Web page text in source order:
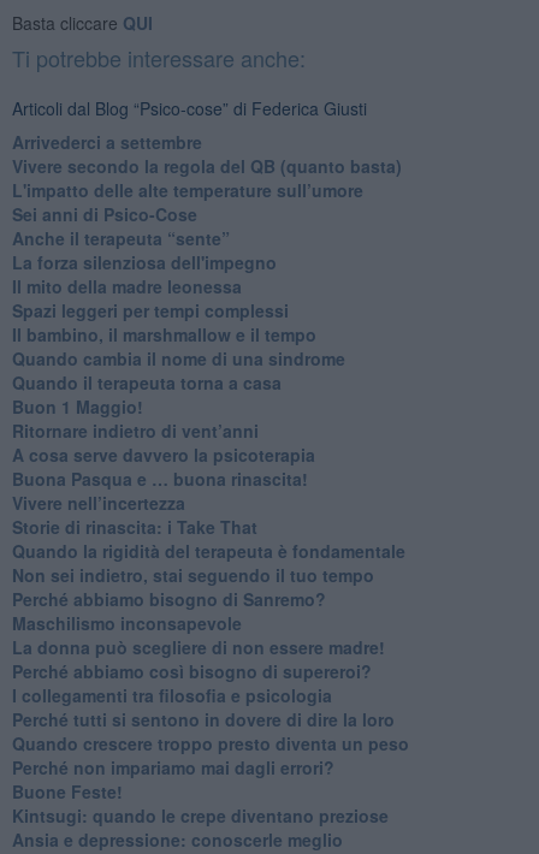
Basta cliccare QUI
Ti potrebbe interessare anche:
Articoli dal Blog “Psico-cose” di Federica Giusti
​Arrivederci a settembre
​Vivere secondo la regola del QB (quanto basta)
​L'impatto delle alte temperature sull’umore
Sei anni di Psico-Cose
​Anche il terapeuta “sente”
​La forza silenziosa dell'impegno
​Il mito della madre leonessa
Spazi leggeri per tempi complessi
Il bambino, il marshmallow e il tempo
​Quando cambia il nome di una sindrome
​Quando il terapeuta torna a casa
​Buon 1 Maggio!
Ritornare indietro di vent’anni
​A cosa serve davvero la psicoterapia
​Buona Pasqua e … buona rinascita!
​Vivere nell’incertezza
​Storie di rinascita: i Take That
​Quando la rigidità del terapeuta è fondamentale
​Non sei indietro, stai seguendo il tuo tempo
​Perché abbiamo bisogno di Sanremo?
​Maschilismo inconsapevole
​La donna può scegliere di non essere madre!
​Perché abbiamo così bisogno di supereroi?
​I collegamenti tra filosofia e psicologia
​Perché tutti si sentono in dovere di dire la loro
​Quando crescere troppo presto diventa un peso
​Perché non impariamo mai dagli errori?
​Buone Feste!
​Kintsugi: quando le crepe diventano preziose
Ansia e depressione: conoscerle meglio